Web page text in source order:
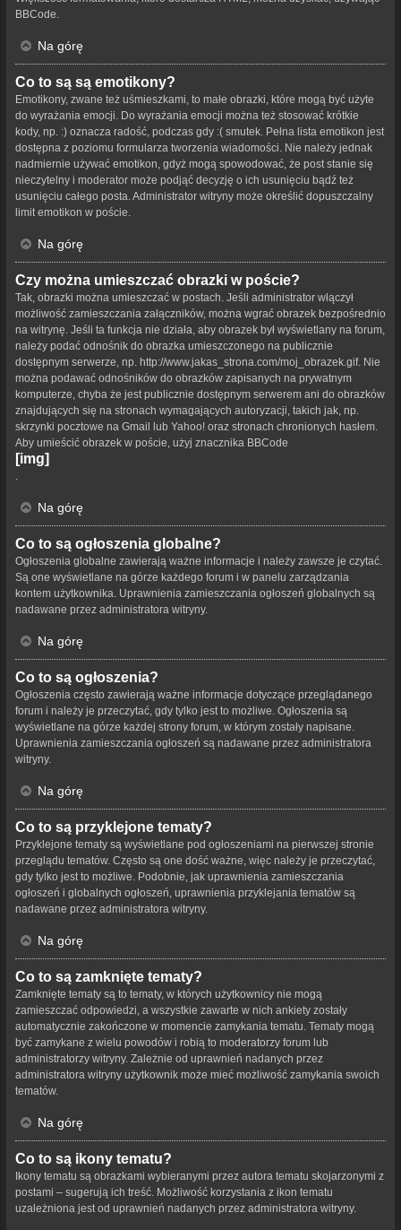
BBCode.
Na górę
Co to są są emotikony?
Emotikony, zwane też uśmieszkami, to małe obrazki, które mogą być użyte
do wyrażania emocji. Do wyrażania emocji można też stosować krótkie
kody, np. :) oznacza radość, podczas gdy :( smutek. Pełna lista emotikon jest
dostępna z poziomu formularza tworzenia wiadomości. Nie należy jednak
nadmiernie używać emotikon, gdyż mogą spowodować, że post stanie się
nieczytelny i moderator może podjąć decyzję o ich usunięciu bądź też
usunięciu całego posta. Administrator witryny może określić dopuszczalny
limit emotikon w poście.
Na górę
Czy można umieszczać obrazki w poście?
Tak, obrazki można umieszczać w postach. Jeśli administrator włączył
możliwość zamieszczania załączników, można wgrać obrazek bezpośrednio
na witrynę. Jeśli ta funkcja nie działa, aby obrazek był wyświetlany na forum,
należy podać odnośnik do obrazka umieszczonego na publicznie
dostępnym serwerze, np. http://www.jakas_strona.com/moj_obrazek.gif. Nie
można podawać odnośników do obrazków zapisanych na prywatnym
komputerze, chyba że jest publicznie dostępnym serwerem ani do obrazków
znajdujących się na stronach wymagających autoryzacji, takich jak, np.
skrzynki pocztowe na Gmail lub Yahoo! oraz stronach chronionych hasłem.
Aby umieścić obrazek w poście, użyj znacznika BBCode
[img]
.
Na górę
Co to są ogłoszenia globalne?
Ogłoszenia globalne zawierają ważne informacje i należy zawsze je czytać.
Są one wyświetlane na górze każdego forum i w panelu zarządzania
kontem użytkownika. Uprawnienia zamieszczania ogłoszeń globalnych są
nadawane przez administratora witryny.
Na górę
Co to są ogłoszenia?
Ogłoszenia często zawierają ważne informacje dotyczące przeglądanego
forum i należy je przeczytać, gdy tylko jest to możliwe. Ogłoszenia są
wyświetlane na górze każdej strony forum, w którym zostały napisane.
Uprawnienia zamieszczania ogłoszeń są nadawane przez administratora
witryny.
Na górę
Co to są przyklejone tematy?
Przyklejone tematy są wyświetlane pod ogłoszeniami na pierwszej stronie
przeglądu tematów. Często są one dość ważne, więc należy je przeczytać,
gdy tylko jest to możliwe. Podobnie, jak uprawnienia zamieszczania
ogłoszeń i globalnych ogłoszeń, uprawnienia przyklejania tematów są
nadawane przez administratora witryny.
Na górę
Co to są zamknięte tematy?
Zamknięte tematy są to tematy, w których użytkownicy nie mogą
zamieszczać odpowiedzi, a wszystkie zawarte w nich ankiety zostały
automatycznie zakończone w momencie zamykania tematu. Tematy mogą
być zamykane z wielu powodów i robią to moderatorzy forum lub
administratorzy witryny. Zależnie od uprawnień nadanych przez
administratora witryny użytkownik może mieć możliwość zamykania swoich
tematów.
Na górę
Co to są ikony tematu?
Ikony tematu są obrazkami wybieranymi przez autora tematu skojarzonymi z
postami – sugerują ich treść. Możliwość korzystania z ikon tematu
uzależniona jest od uprawnień nadanych przez administratora witryny.